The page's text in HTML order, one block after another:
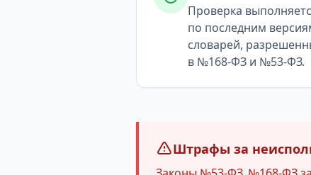
Проверка
по последним
словарей,
в №168-ФЗ и №53-ФЗ.
Штрафы за